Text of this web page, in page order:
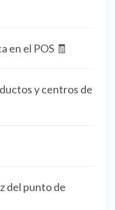
en el POS 🧾
y centros de
del punto de